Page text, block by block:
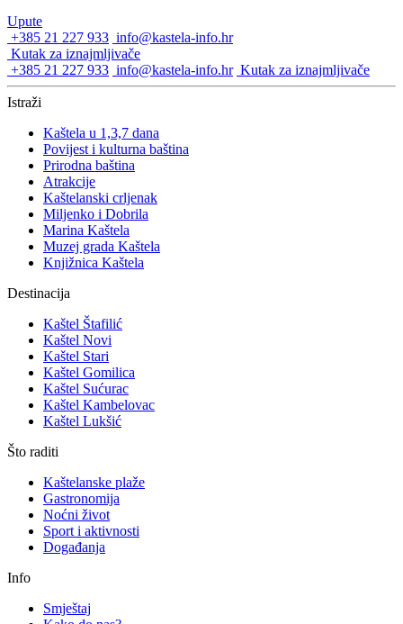
Upute
+385 21 227 933 info@kastela-info.hr
Kutak za iznajmljivače
+385 21 227 933 info@kastela-info.hr Kutak za iznajmljivače
Istraži
Kaštela u 1,3,7 dana
Povijest i kulturna baština
Prirodna baština
Atrakcije
Kaštelanski crljenak
Miljenko i Dobrila
Marina Kaštela
Muzej grada Kaštela
Knjižnica Kaštela
Destinacija
Kaštel Štafilić
Kaštel Novi
Kaštel Stari
Kaštel Gomilica
Kaštel Sućurac
Kaštel Kambelovac
Kaštel Lukšić
Što raditi
Kaštelanske plaže
Gastronomija
Noćni život
Sport i aktivnosti
Događanja
Info
Smještaj